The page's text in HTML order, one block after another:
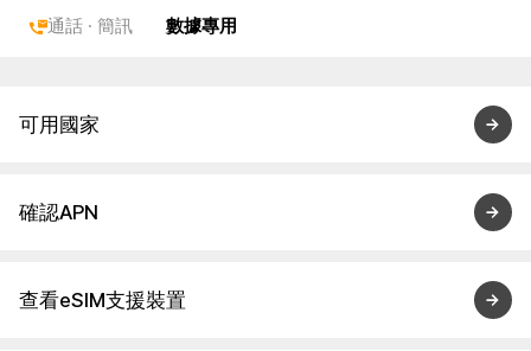
通話 · 簡訊 數據專用
可用國家
確認APN
查看eSIM支援裝置